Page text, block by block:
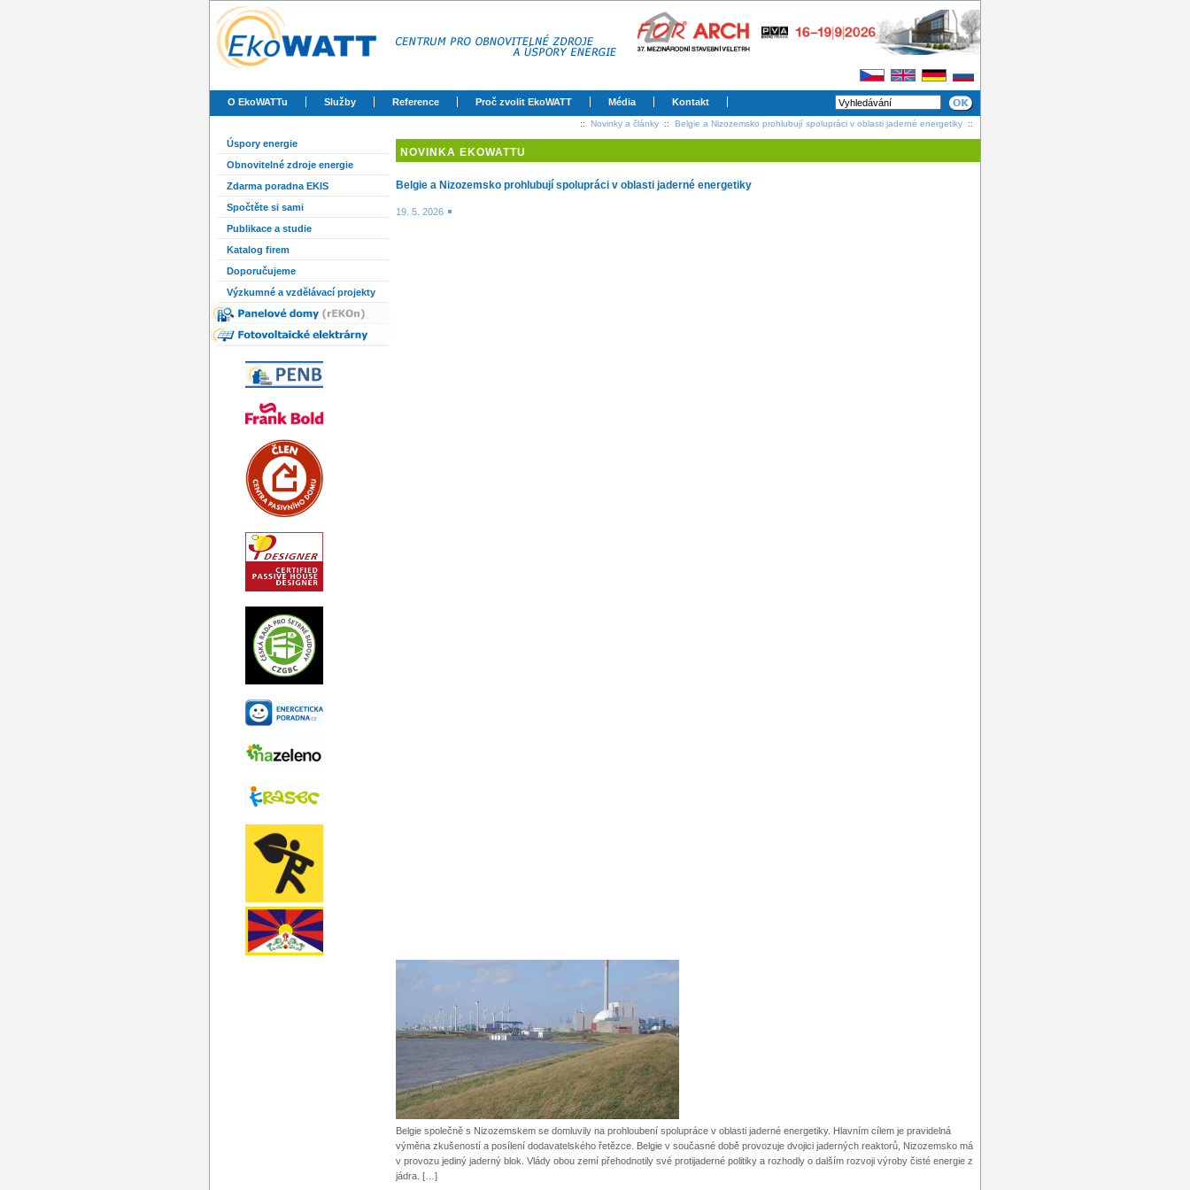
O EkoWATTu Služby Reference Proč zvolit EkoWATT Média Kontakt
:: Novinky a články :: Belgie a Nizozemsko prohlubují spolupráci v oblasti jaderné energetiky ::
Úspory energie
Obnovitelné zdroje energie
Zdarma poradna EKIS
Spočtěte si sami
Publikace a studie
Katalog firem
Doporučujeme
Výzkumné a vzdělávací projekty
NOVINKA EKOWATTU
Belgie a Nizozemsko prohlubují spolupráci v oblasti jaderné energetiky
19. 5. 2026
Belgie společně s Nizozemskem se domluvily na prohloubení spolupráce v oblasti jaderné energetiky. Hlavním cílem je pravidelná
výměna zkušeností a posílení dodavatelského řetězce. Belgie v současné době provozuje dvojici jaderných reaktorů, Nizozemsko má
v provozu jediný jaderný blok. Vlády obou zemí přehodnotily své protijaderné politiky a rozhodly o dalším rozvoji výroby čisté energie z
jádra. […]